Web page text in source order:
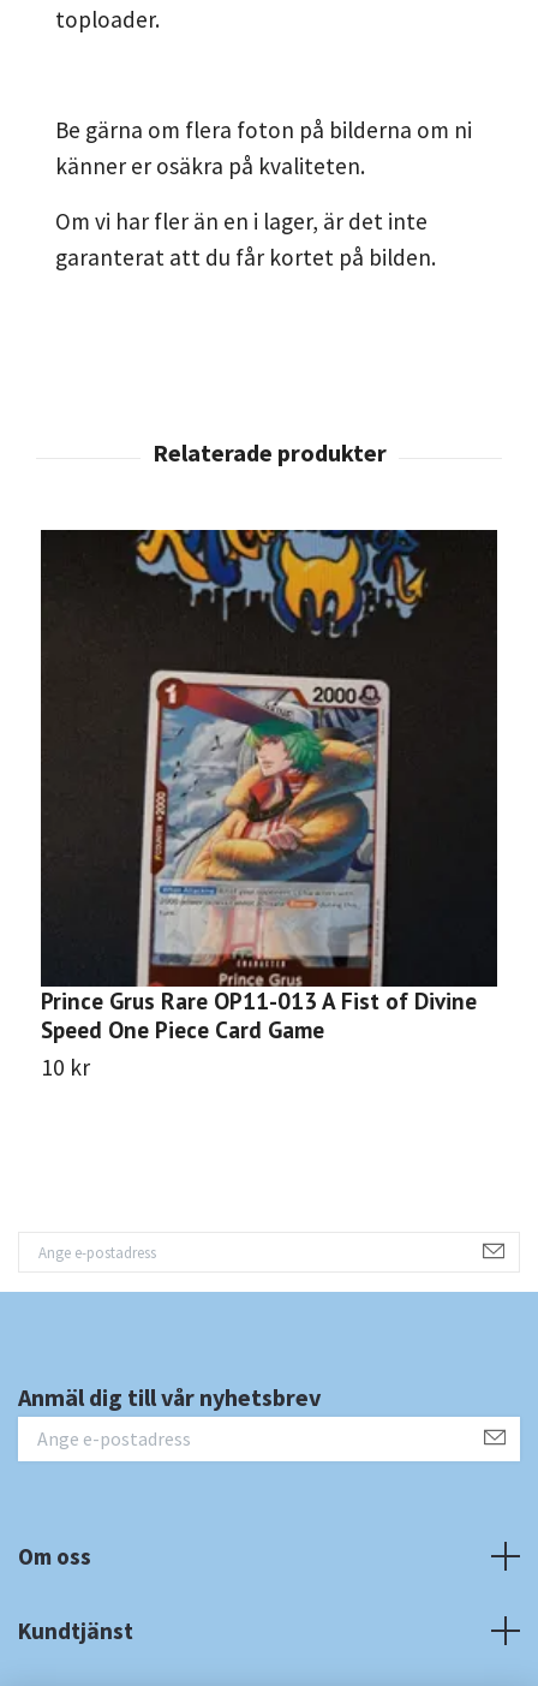
toploader.
Be gärna om flera foton på bilderna om ni
känner er osäkra på kvaliteten.
Om vi har fler än en i lager, är det inte
garanterat att du får kortet på bilden.
Prince Grus Rare OP11-013 A Fist of Divine
Speed One Piece Card Game
10 kr
Anmäl dig till vår nyhetsbrev
Om oss
Kundtjänst